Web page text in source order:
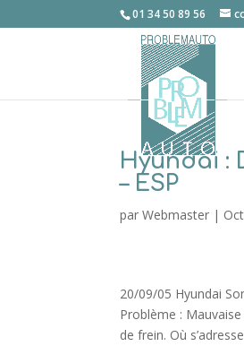
01 34 50 89 56
Hyundai :
– ESP
parWebmaster |
20/09/05 Hyundai
Problème :
de frein. Où